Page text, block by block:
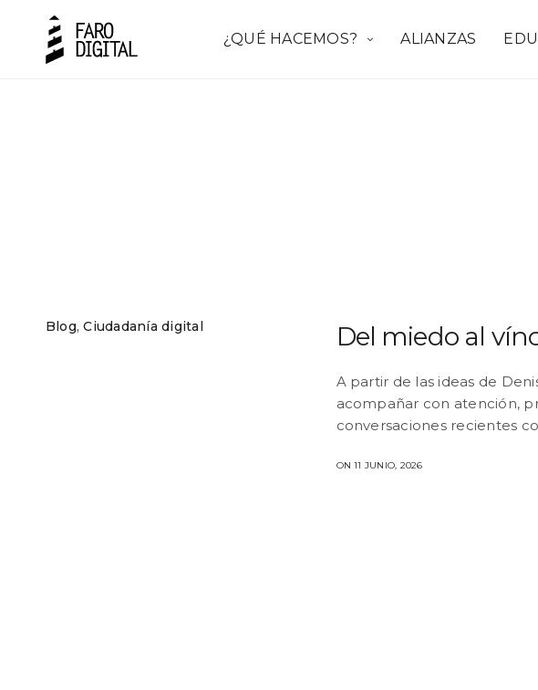
¿QUÉ HACEMOS? ALIANZAS
Blog,Ciudadanía digital Del miedo al
A partir de las ideas de
acompañar con atención,
conversaciones recientes
ON 11 JUNIO, 2026